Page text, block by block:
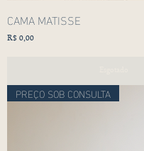
CAMA MATISSE
Preço
R$ 0,00
PREÇO SOB CONSULTA